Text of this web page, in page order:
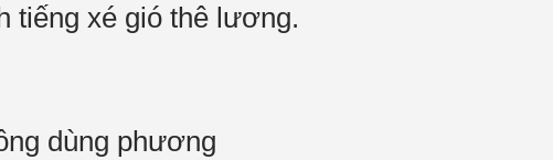
tiếng xé gió thê lương.
dùng phương